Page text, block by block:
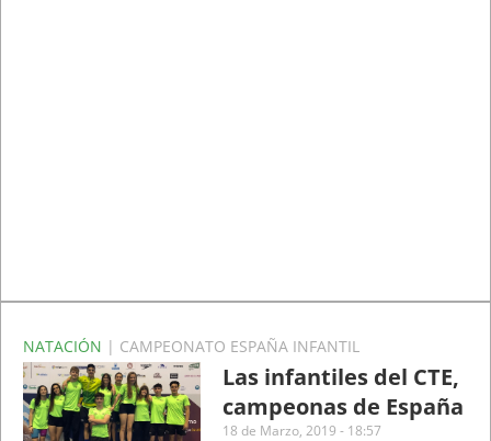
NATACIÓN | CAMPEONATO ESPAÑA INFANTIL
Las infantiles del CTE,
campeonas de España
18 de Marzo, 2019 - 18:57